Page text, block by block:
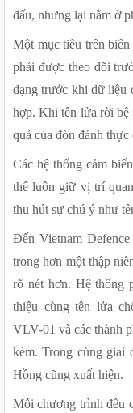
đấu, nhưng lại nằm ở
Một mục tiêu trên
phải được theo dõi
dạng trước khi dữ liệu
hợp. Khi tên lửa rời bệ
quả của đòn đánh
Các hệ thống cảm
thế luôn giữ vị trí
thu hút sự chú ý như
Đến Vietnam
trong hơn một thập
rõ nét hơn. Hệ thống
thiệu cùng tên lửa
VLV-01 và các thành
kèm. Trong cùng giai
Hồng cũng xuất hiện.
Mỗi chương trình đều